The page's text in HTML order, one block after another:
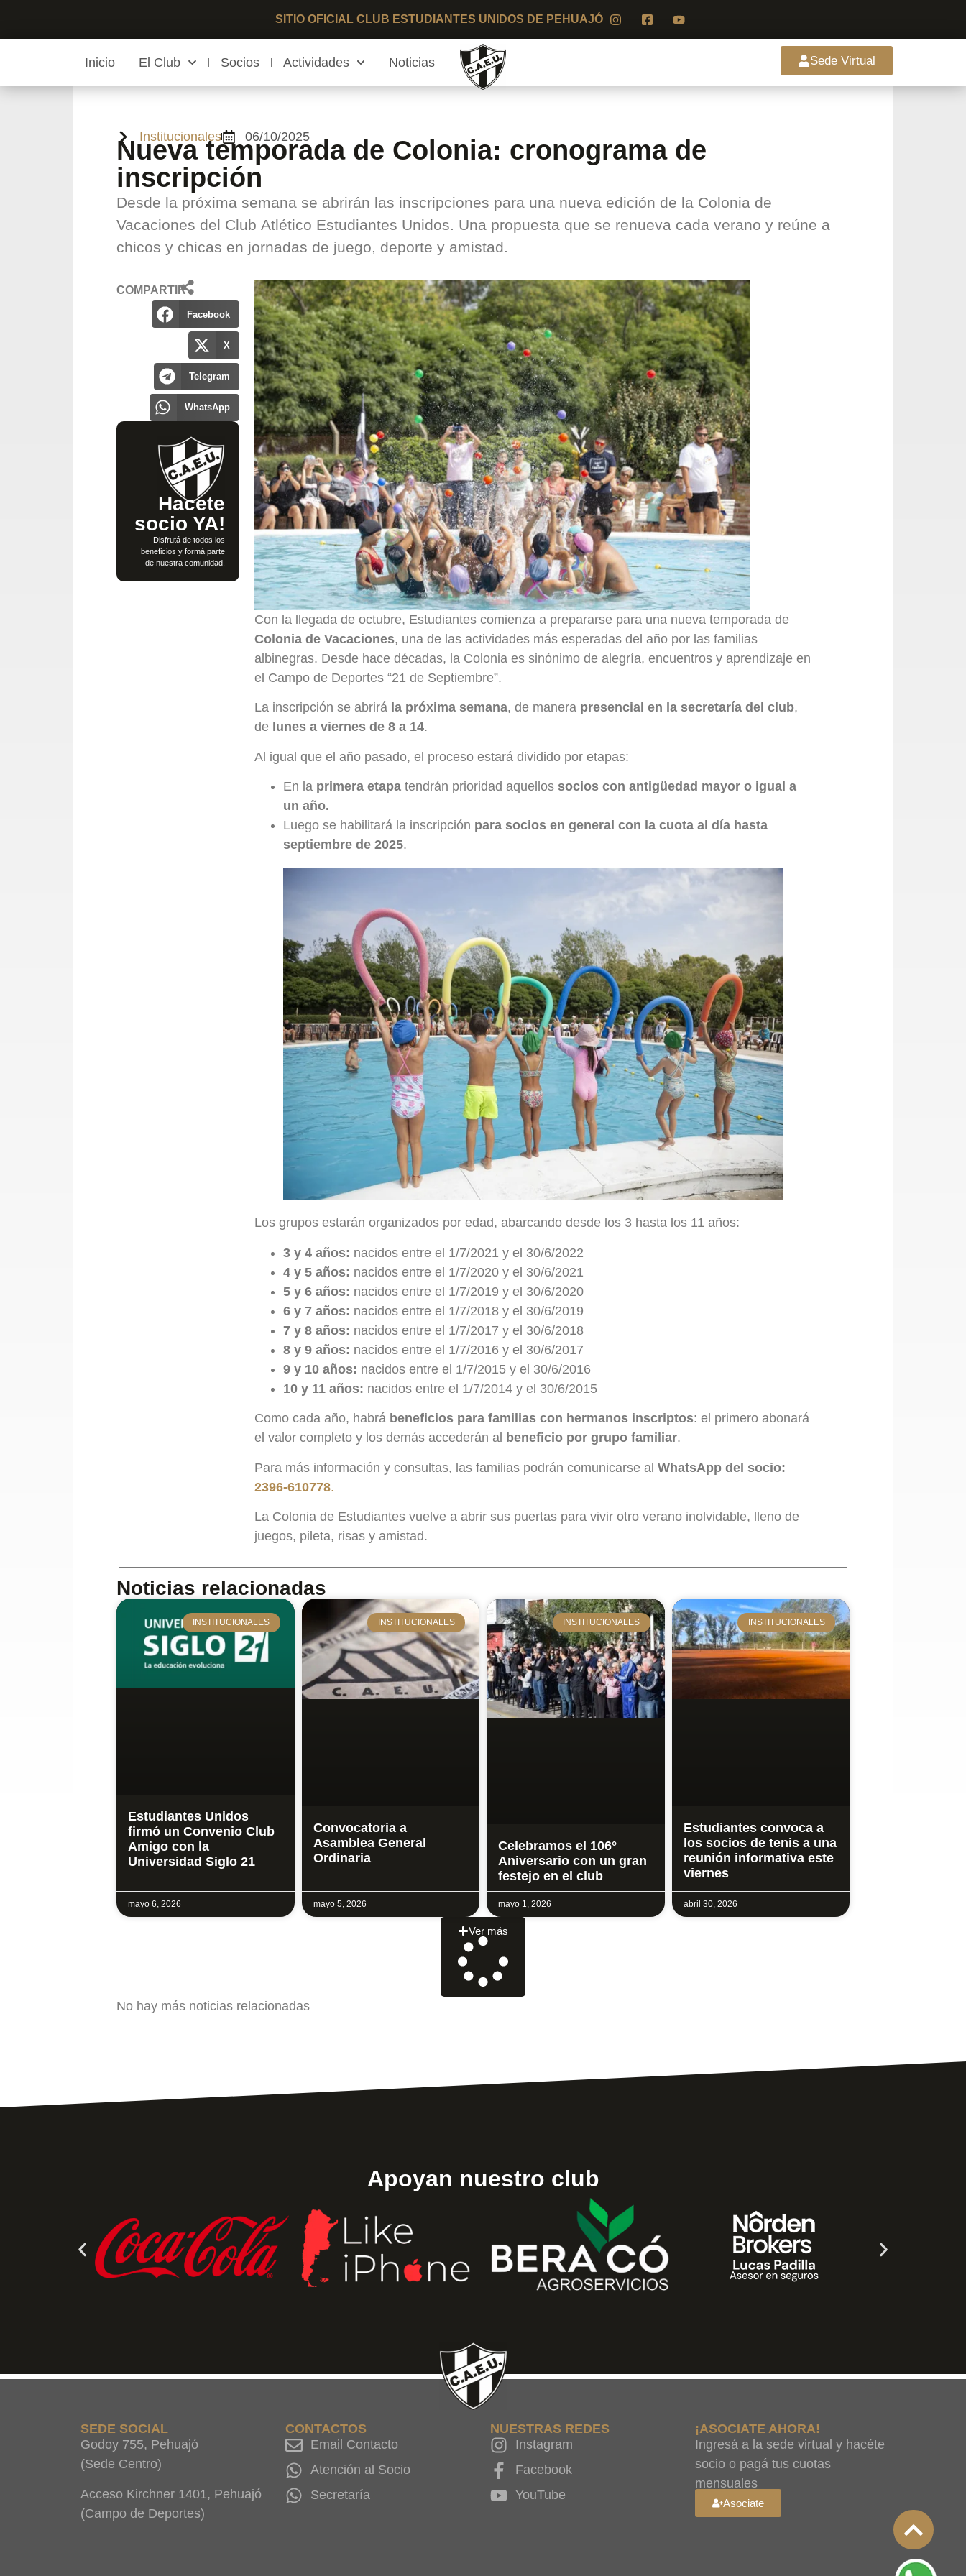
SITIO OFICIAL CLUB ESTUDIANTES UNIDOS DE PEHUAJÓ
Sede Virtual
Inicio El Club Socios Actividades Noticias
Institucionales 06/10/2025
Nueva temporada de Colonia: cronograma de
inscripción
Desde la próxima semana se abrirán las inscripciones para una nueva edición de la Colonia de
Vacaciones del Club Atlético Estudiantes Unidos. Una propuesta que se renueva cada verano y reúne a
chicos y chicas en jornadas de juego, deporte y amistad.
COMPARTIR
Facebook
X
Telegram
WhatsApp
Hacete
socio YA!
Disfrutá de todos los
beneficios y formá parte
de nuestra comunidad.
Con la llegada de octubre, Estudiantes comienza a prepararse para una nueva temporada de
Colonia de Vacaciones, una de las actividades más esperadas del año por las familias
albinegras. Desde hace décadas, la Colonia es sinónimo de alegría, encuentros y aprendizaje en
el Campo de Deportes “21 de Septiembre”.
La inscripción se abrirá la próxima semana, de manera presencial en la secretaría del club,
de lunes a viernes de 8 a 14.
Al igual que el año pasado, el proceso estará dividido por etapas:
En la primera etapatendrán prioridad aquellos socios con antigüedad mayor o igual a
un año.
Luego se habilitará la inscripción para socios en general con la cuota al día hasta
septiembre de 2025.
Los grupos estarán organizados por edad, abarcando desde los 3 hasta los 11 años:
3 y 4 años: nacidos entre el 1/7/2021 y el 30/6/2022
4 y 5 años: nacidos entre el 1/7/2020 y el 30/6/2021
5 y 6 años: nacidos entre el 1/7/2019 y el 30/6/2020
6 y 7 años: nacidos entre el 1/7/2018 y el 30/6/2019
7 y 8 años: nacidos entre el 1/7/2017 y el 30/6/2018
8 y 9 años: nacidos entre el 1/7/2016 y el 30/6/2017
9 y 10 años: nacidos entre el 1/7/2015 y el 30/6/2016
10 y 11 años: nacidos entre el 1/7/2014 y el 30/6/2015
Como cada año, habrá beneficios para familias con hermanos inscriptos: el primero abonará
el valor completo y los demás accederán al beneficio por grupo familiar.
Para más información y consultas, las familias podrán comunicarse al WhatsApp del socio:
2396-610778.
La Colonia de Estudiantes vuelve a abrir sus puertas para vivir otro verano inolvidable, lleno de
juegos, pileta, risas y amistad.
Noticias relacionadas
INSTITUCIONALES
Estudiantes Unidos
firmó un Convenio Club
Amigo con la
Universidad Siglo 21
mayo 6, 2026
INSTITUCIONALES
Convocatoria a
Asamblea General
Ordinaria
mayo 5, 2026
INSTITUCIONALES
Celebramos el 106°
Aniversario con un gran
festejo en el club
mayo 1, 2026
INSTITUCIONALES
Estudiantes convoca a
los socios de tenis a una
reunión informativa este
viernes
abril 30, 2026
Ver más
No hay más noticias relacionadas
Apoyan nuestro club
SEDE SOCIAL
Godoy 755, Pehuajó
(Sede Centro)
Acceso Kirchner 1401, Pehuajó
(Campo de Deportes)
CONTACTOS
Email Contacto
Atención al Socio
Secretaría
NUESTRAS REDES
Instagram
Facebook
YouTube
¡ASOCIATE AHORA!
Ingresá a la sede virtual y hacéte
socio o pagá tus cuotas
mensuales
Asociate